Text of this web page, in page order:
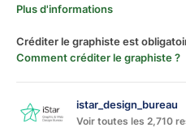
Plus d'informations
Créditer le graphiste est
Comment créditer le graphiste ?
istar_design_bureau
Voir toutes les 2,710